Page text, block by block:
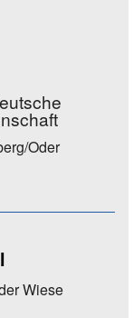
Oder
Wiese